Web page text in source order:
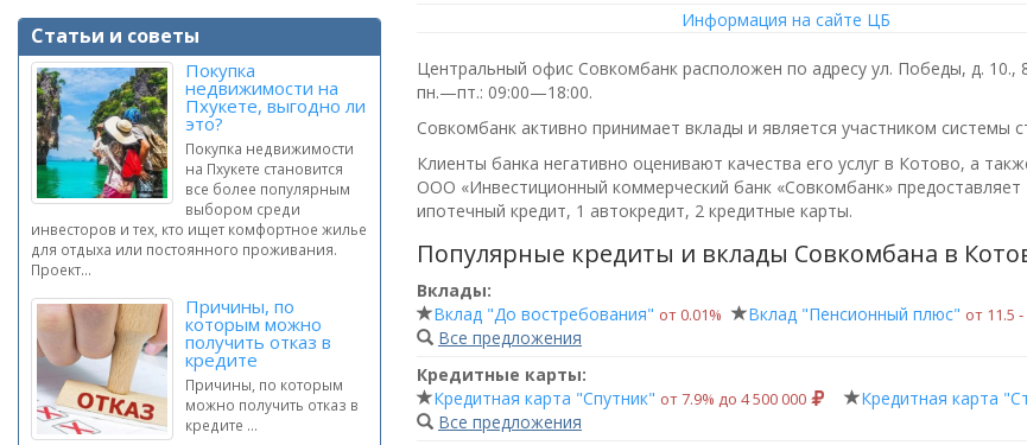
Статьи и советы
Покупка
недвижимости на
Пхукете, выгодно ли
это?
Покупка недвижимости
на Пхукете становится
все более популярным
выбором среди
инвесторов и тех, кто ищет комфортное жилье
для отдыха или постоянного проживания.
Проект...
Причины, по
которым можно
получить отказ в
кредите
Причины, по которым
можно получить отказ в
кредите ...
Информация на сайте ЦБ
Центральный офис Совкомбанк расположен по адресу ул. Победы, д. 10.,
пн.—пт.: 09:00—18:00.
Совкомбанк активно принимает вклады и является участником системы
Клиенты банка негативно оценивают качества его услуг в Котово, а
ООО «Инвестиционный коммерческий банк «Совкомбанк» предоставляет
ипотечный кредит, 1 автокредит, 2 кредитные карты.
Популярные кредиты и вклады Совкомбана в
Вклады:
Вклад "До востребования" от 0.01% Вклад "Пенсионный плюс" от 11.5
Все предложения
Кредитные карты:
Кредитная карта "Спутник" от 7.9% до 4 500 000 Кредитная карта
Все предложения